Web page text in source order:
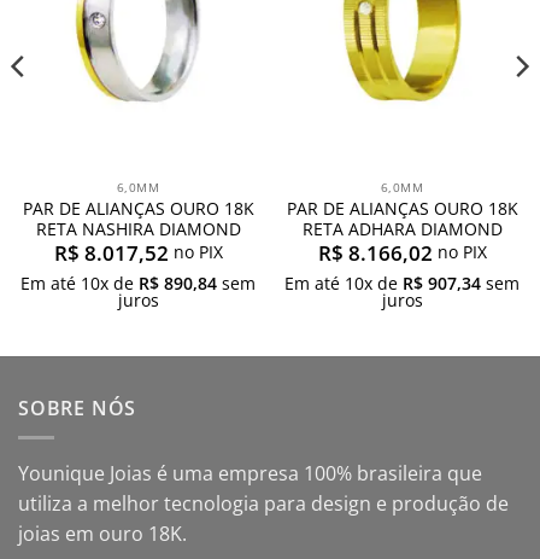
6,0MM
PAR DE ALIANÇAS OURO 18K
RETA NASHIRA DIAMOND
R$ 8.017,52 no PIX
Em até 10x de R$ 890,84 sem
juros
6,0MM
PAR DE ALIANÇAS OURO 18K
RETA ADHARA DIAMOND
R$ 8.166,02 no PIX
Em até 10x de R$ 907,34 sem
juros
SOBRE NÓS
Younique Joias é uma empresa 100% brasileira que
utiliza a melhor tecnologia para design e produção de
joias em ouro 18K.